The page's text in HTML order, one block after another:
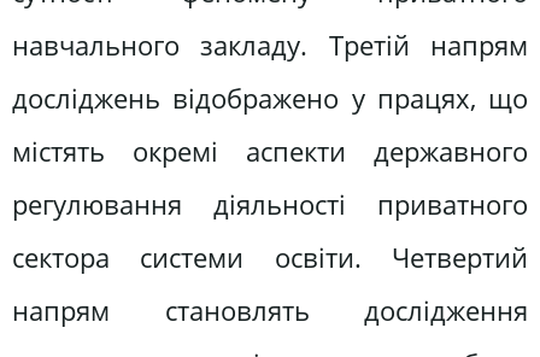
навчального закладу. Третій напрям
досліджень відображено у працях, що
містять окремі аспекти державного
регулювання діяльності приватного
сектора системи освіти. Четвертий
напрям становлять дослідження